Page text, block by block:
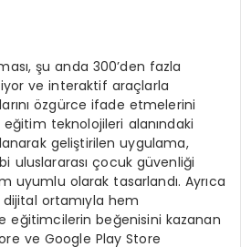
şu anda 300’den fazla
ve interaktif araçlarla
özgürce ifade etmelerini
eğitim teknolojileri alanındaki
geliştirilen uygulama,
uluslararası çocuk güvenliği
uyumlu olarak tasarlandı. Ayrıca
ortamıyla hem
eğitimcilerin beğenisini kazanan
ve Google Play Store